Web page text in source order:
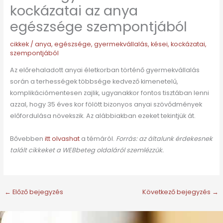
kockázatai az anya
egészsége szempontjából
cikkek/ anya, egészsége, gyermekvállalás, kései, kockázatai,
szempontjából
Az előrehaladott anyai életkorban történő gyermekvállalás
során a terhességek többsége kedvező kimenetelű,
komplikációmentesen zajlik, ugyanakkor fontos tisztában lenni
azzal, hogy 35 éves kor fölött bizonyos anyai szövődmények
előfordulása növekszik. Az alábbiakban ezeket tekintjük át.
Bővebben itt olvashat a témáról. Forrás: az általunk érdekesnek
talált cikkeket a WEBbeteg oldaláról szemlézzük.
← Előző bejegyzés Következő bejegyzés →